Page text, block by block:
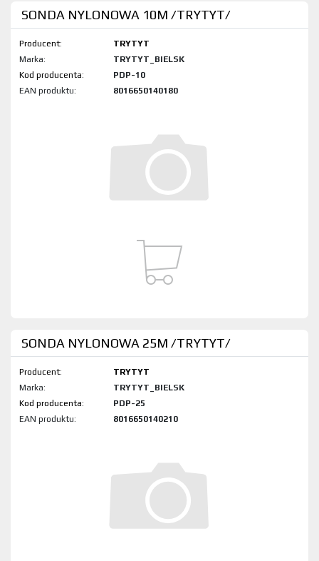
SONDA NYLONOWA 10M /TRYTYT/
Producent:
TRYTYT
Marka:
TRYTYT_BIELSK
Kod produktu:
PDP-10
EAN produktu:
8016650140180
SONDA NYLONOWA 25M /TRYTYT/
Producent:
TRYTYT
Marka:
TRYTYT_BIELSK
Kod produktu:
PDP-25
EAN produktu:
8016650140210